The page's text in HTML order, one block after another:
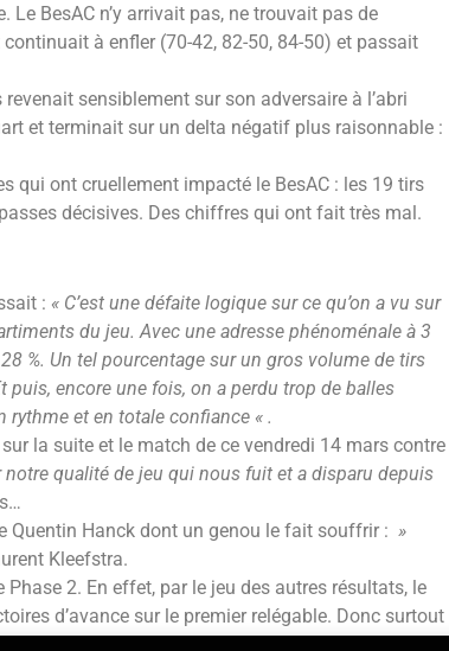
BesAC n’y arrivait pas, ne trouvait pas de
à enfler (70-42, 82-50, 84-50) et passait
sensiblement sur son adversaire à l’abri
et terminait sur un delta négatif plus raisonnable :
qui ont cruellement impacté le BesAC : les 19 tirs
décisives. Des chiffres qui ont fait très mal.
: « C’est une défaite logique sur ce qu’on a vu sur
du jeu. Avec une adresse phénoménale à 3
%. Un tel pourcentage sur un gros volume de tirs
puis, encore une fois, on a perdu trop de balles
et en totale confiance « .
la suite et le match de ce vendredi 14 mars contre
qualité de jeu qui nous fuit et a disparu depuis
Quentin Hanck dont un genou le fait souffrir : »
Kleefstra.
2. En effet, par le jeu des autres résultats, le
d’avance sur le premier relégable. Donc surtout